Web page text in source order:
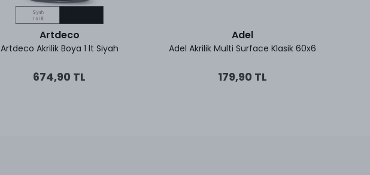
Artdeco
Artdeco Akrilik Boya 1 lt Siyah
674,90 TL
Adel
Adel Akrilik Multi Surface Klasik 60x6
179,90 TL